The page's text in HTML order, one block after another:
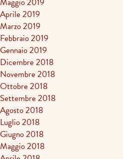
Aprile 2019
Marzo 2019
Febbraio 2019
Gennaio 2019
Dicembre 2018
Novembre 2018
Ottobre 2018
Settembre 2018
Agosto 2018
Luglio 2018
Giugno 2018
Maggio 2018